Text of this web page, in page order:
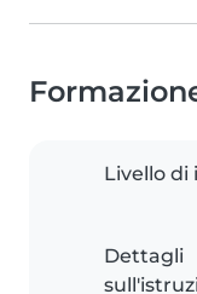
Livello di
Dettagli